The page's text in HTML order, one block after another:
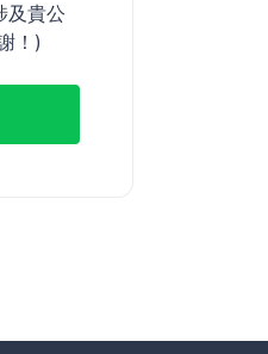
及貴公
！)